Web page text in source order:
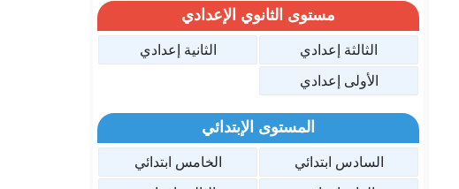
مستوى الثانوي الإعدادي
الثالثة إعدادي
الثانية إعدادي
الأولى إعدادي
المستوى الإبتدائي
السادس ابتدائي
الخامس ابتدائي